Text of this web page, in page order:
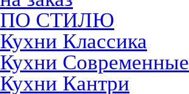
ПО СТИЛЮ
Кухни Классика
Кухни Современные
Кухни Кантри